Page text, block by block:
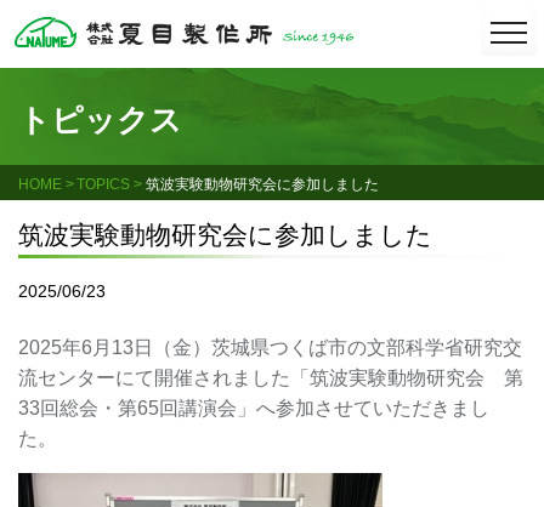
Skip
トピックス
HOME TOPICS 筑波実験動物研究会に参加しました
筑波実験動物研究会に参加しました
2025/06/23
2025年6月13日（金）茨城県つくば市の文部科学省研究交
流センターにて開催されました「筑波実験動物研究会 第
33回総会・第65回講演会」へ参加させていただきまし
た。